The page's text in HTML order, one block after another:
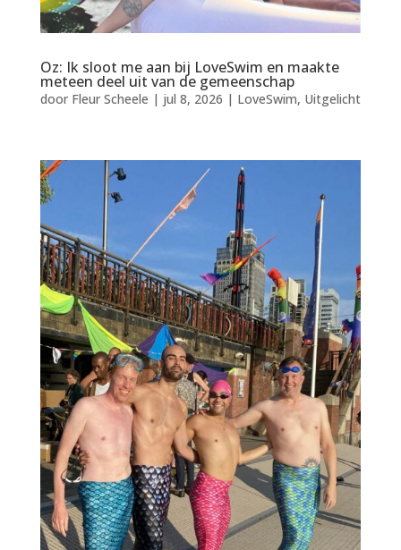
Oz: Ik sloot me aan bij LoveSwim en maakte
meteen deel uit van de gemeenschap
door Fleur Scheele | jul 8, 2026 | LoveSwim, Uitgelicht